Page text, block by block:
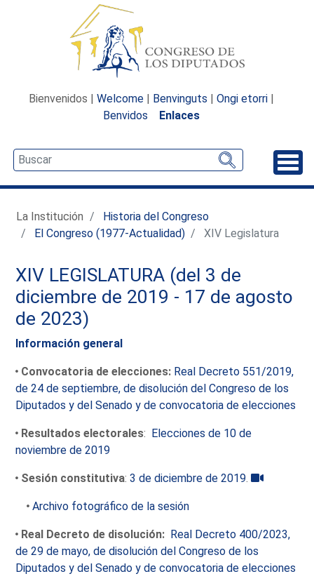
Bienvenidos | Welcome | Benvinguts | Ongi etorri |
Benvidos
Enlaces
La Institución
Historia del Congreso
El Congreso (1977-Actualidad)
XIV Legislatura
XIV LEGISLATURA (del 3 de
diciembre de 2019 - 17 de agosto
de 2023)
Información general
Convocatoria de elecciones: Real Decreto 551/2019,
de 24 de septiembre, de disolución del Congreso de los
Diputados y del Senado y de convocatoria de elecciones
Resultados electorales: Elecciones de 10 de
noviembre de 2019
Sesión constitutiva:3 de diciembre de 2019 .
Archivo fotográfico de la sesión
Real Decreto de disolución: Real Decreto 400/2023,
de 29 de mayo, de disolución del Congreso de los
Diputados y del Senado y de convocatoria de elecciones